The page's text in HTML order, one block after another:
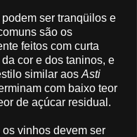
ser tranqüilos e
são os
feitos com curta
cor e dos taninos, e
similar aos Asti
com baixo teor
de açúcar residual.
vinhos devem ser